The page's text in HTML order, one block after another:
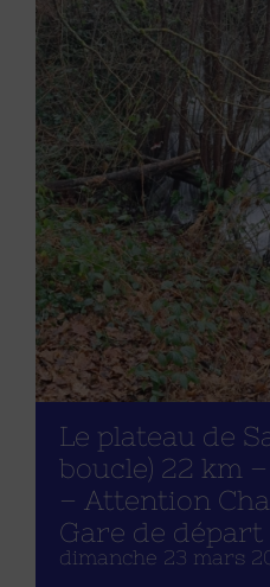
Le plateau de
boucle) 22 km
– Attention
Gare de départ
dimanche 23 mars